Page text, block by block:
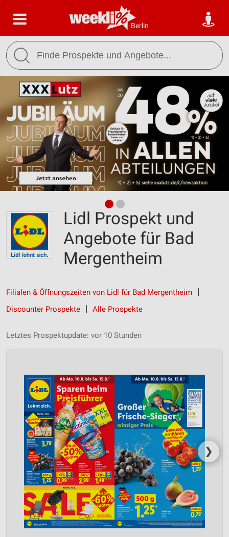
Berlin
Lidl Prospekt und
Angebote für Bad
Mergentheim
Filialen & Öffnungszeiten von Lidl für Bad Mergentheim
Discounter Prospekte
Alle Prospekte
Letztes Prospektupdate: vor 10 Stunden
❯